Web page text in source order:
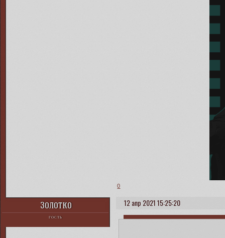
0
12 апр 2021 15:25:20
Золотко
ГОСТЬ